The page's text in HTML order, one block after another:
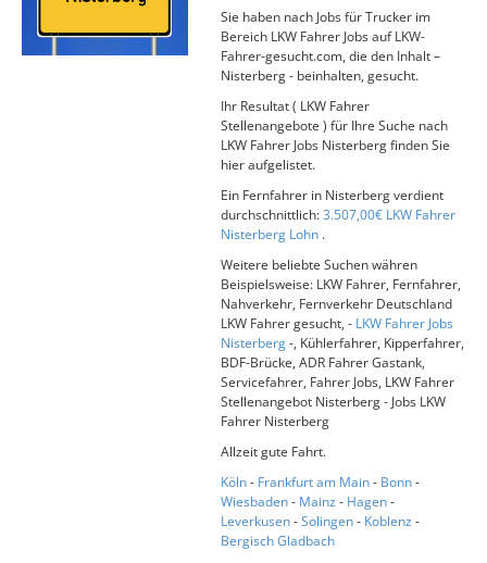
Sie haben nach Jobs für Trucker im
Bereich LKW Fahrer Jobs auf LKW-
Fahrer-gesucht.com, die den Inhalt –
Nisterberg - beinhalten, gesucht.
Ihr Resultat ( LKW Fahrer
Stellenangebote ) für Ihre Suche nach
LKW Fahrer Jobs Nisterberg finden Sie
hier aufgelistet.
Ein Fernfahrer in Nisterberg verdient
durchschnittlich:3.507,00€ LKW Fahrer
Nisterberg Lohn .
Weitere beliebte Suchen währen
Beispielsweise: LKW Fahrer, Fernfahrer,
Nahverkehr, Fernverkehr Deutschland
LKW Fahrer gesucht, - LKW Fahrer Jobs
Nisterberg-, Kühlerfahrer, Kipperfahrer,
BDF-Brücke, ADR Fahrer Gastank,
Servicefahrer, Fahrer Jobs, LKW Fahrer
Stellenangebot Nisterberg - Jobs LKW
Fahrer Nisterberg
Allzeit gute Fahrt.
Köln- Frankfurt am Main- Bonn-
Wiesbaden- Mainz - Hagen-
Leverkusen-Solingen- Koblenz -
Bergisch Gladbach